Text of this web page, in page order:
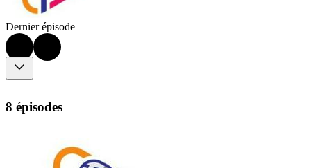
Dernier épisode
8 épisodes